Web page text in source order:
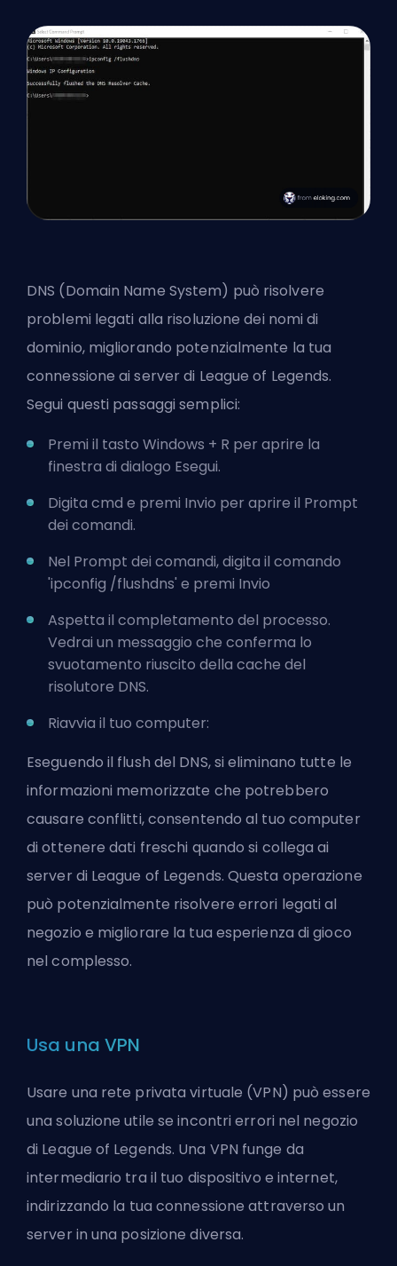
DNS (Domain Name System) può risolvere
problemi legati alla risoluzione dei nomi di
dominio, migliorando potenzialmente la tua
connessione ai server di League of Legends.
Segui questi passaggi semplici:
Premi il tasto Windows + R per aprire la
finestra di dialogo Esegui.
Digita cmd e premi Invio per aprire il Prompt
dei comandi.
Nel Prompt dei comandi, digita il comando
'ipconfig /flushdns' e premi Invio
Aspetta il completamento del processo.
Vedrai un messaggio che conferma lo
svuotamento riuscito della cache del
risolutore DNS.
Riavvia il tuo computer:
Eseguendo il flush del DNS, si eliminano tutte le
informazioni memorizzate che potrebbero
causare conflitti, consentendo al tuo computer
di ottenere dati freschi quando si collega ai
server di League of Legends. Questa operazione
può potenzialmente risolvere errori legati al
negozio e migliorare la tua esperienza di gioco
nel complesso.
Usa una VPN
Usare una rete privata virtuale (VPN) può essere
una soluzione utile se incontri errori nel negozio
di League of Legends. Una VPN funge da
intermediario tra il tuo dispositivo e internet,
indirizzando la tua connessione attraverso un
server in una posizione diversa.